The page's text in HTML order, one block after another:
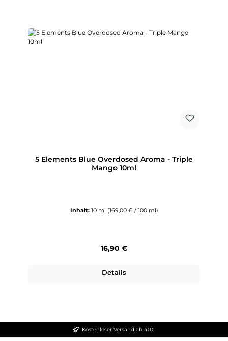
5 Elements Blue Overdosed Aroma - Triple
Mango 10ml
Inhalt: 10 ml (169,00 € / 100 ml)
Regulärer Preis:
16,90 €
Details
Kostenloser Versand ab 40€